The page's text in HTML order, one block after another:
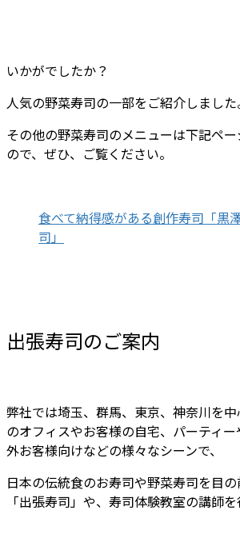
いかがでしたか？
人気の野菜寿司の一部をご紹介しました
その他の野菜寿司のメニューは下記ペ
ので、ぜひ、ご覧ください。
食べて納得感がある創作寿司「黒
司」
出張寿司のご案内
弊社では埼玉、群馬、東京、神奈川を
のオフィスやお客様の自宅、パーティ
外お客様向けなどの様々なシーンで、
日本の伝統食のお寿司や野菜寿司を目
「出張寿司」や、寿司体験教室の講師を